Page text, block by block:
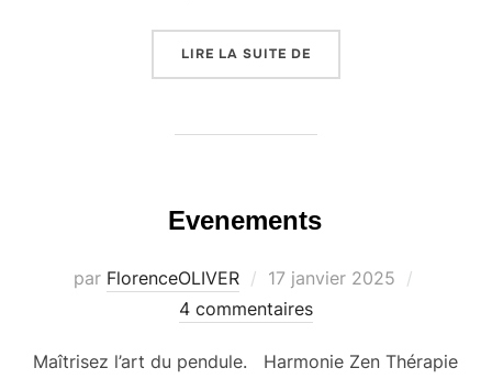
LIRE LA SUITE DE
Evenements
par FlorenceOLIVER
Publié
le
17 janvier 2025
4 commentaires
Maîtrisez l’art du pendule. Harmonie Zen Thérapie